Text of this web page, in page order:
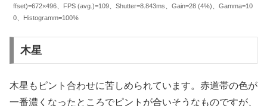
ffset)=672×496、FPS (avg.)=109、Shutter=8.843ms、Gain=28 (4%)、Gamma=10
0、Histogramm=100%
木星
木星もピント合わせに苦しめられています。赤道帯の色が
一番濃くなったところでピントが合いそうなものですが、